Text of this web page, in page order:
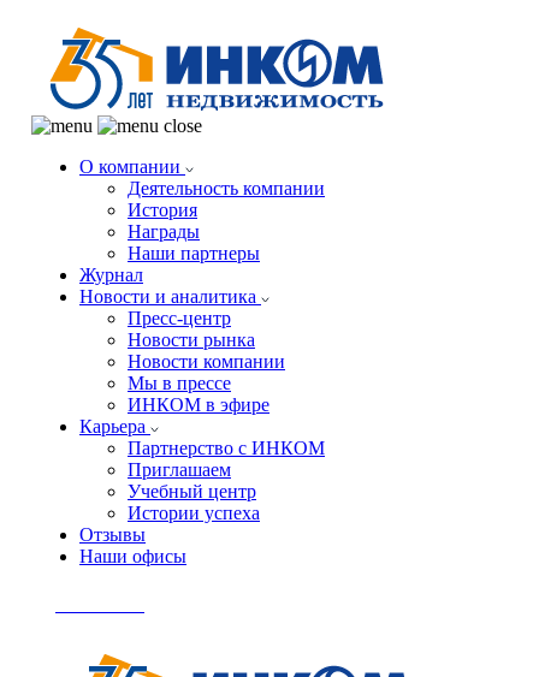
О компании
Деятельность компании
История
Награды
Наши партнеры
Журнал
Новости и аналитика
Пресс-центр
Новости рынка
Новости компании
Мы в прессе
ИНКОМ в эфире
Карьера
Партнерство с ИНКОМ
Приглашаем
Учебный центр
Истории успеха
Отзывы
Наши офисы